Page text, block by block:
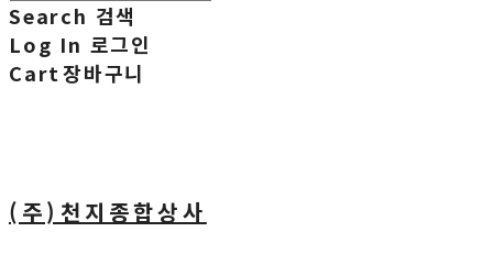
Search 검색
Log In 로그인
Cart장바구니
(주)천지종합상사